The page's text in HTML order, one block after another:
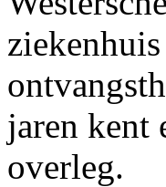
jaren kent
overleg.